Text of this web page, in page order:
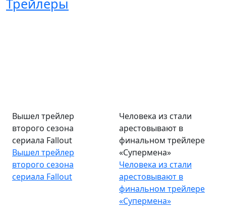
Трейлеры
Вышел трейлер
второго сезона
сериала Fallout
Вышел трейлер
второго сезона
сериала Fallout
Человека из стали
арестовывают в
финальном трейлере
«Супермена»
Человека из стали
арестовывают в
финальном трейлере
«Супермена»